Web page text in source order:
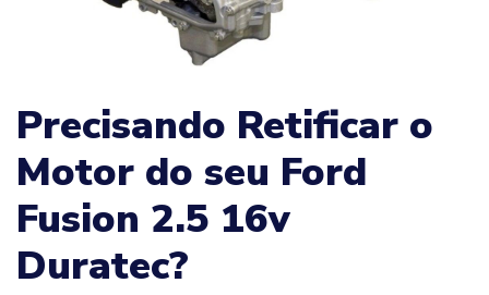
Precisando Retificar o
Motor do seu Ford
Fusion 2.5 16v
Duratec?